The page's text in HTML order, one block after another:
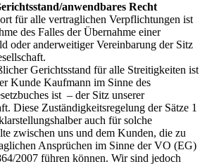
anwendbares Recht
für alle vertraglichen Verpflichtungen ist
des Falles der Übernahme einer
oder anderweitiger Vereinbarung der Sitz
Gerichtsstand für alle Streitigkeiten ist
Kunde Kaufmann im Sinne des
ist – der Sitz unserer
Diese Zuständigkeitsregelung der Sätze 1
auch für solche
zwischen uns und dem Kunden, die zu
Ansprüchen im Sinne der VO (EG)
2007 führen können. Wir sind jedoch